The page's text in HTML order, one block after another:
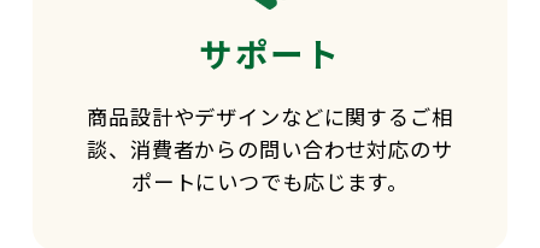
サポート
商品設計やデザインなどに関するご相
談、消費者からの問い合わせ対応のサ
ポートにいつでも応じます。